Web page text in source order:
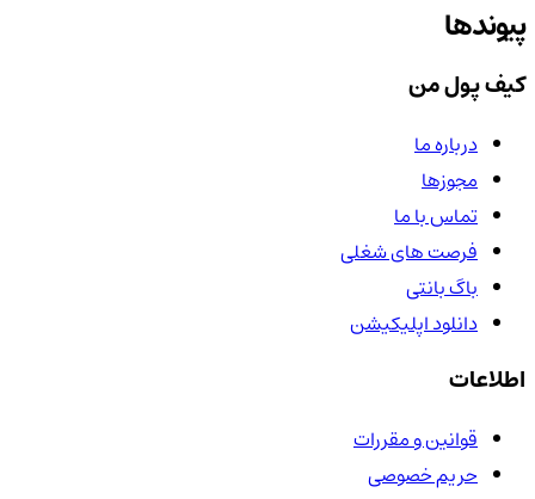
پیوندها
کیف پول من
درباره ما
مجوزها
تماس با ما
فرصت های شغلی
باگ بانتی
دانلود اپلیکیشن
اطلاعات
قوانین و مقررات
حریم خصوصی